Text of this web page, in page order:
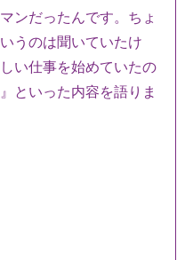
ンだったんです。ちょ
うのは聞いていたけ
い仕事を始めていたの
といった内容を語りま